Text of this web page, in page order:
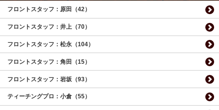
フロントスタッフ：原田（42）
フロントスタッフ：井上（70）
フロントスタッフ：松永（104）
フロントスタッフ：角田（15）
フロントスタッフ：岩坂（93）
ティーチングプロ：小倉（55）